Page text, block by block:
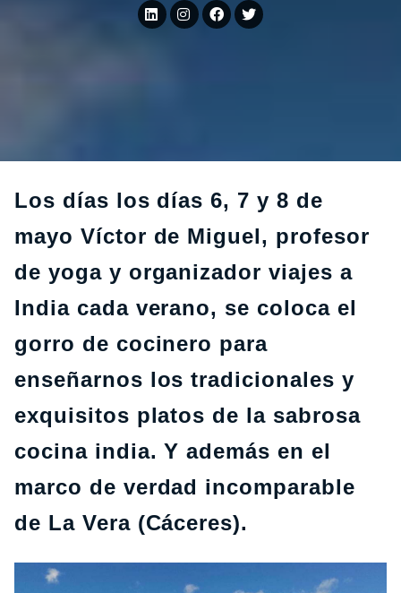
Los días los días 6, 7 y 8 de
mayo Víctor de Miguel, profesor
de yoga y organizador viajes a
India cada verano, se coloca el
gorro de cocinero para
enseñarnos los tradicionales y
exquisitos platos de la sabrosa
cocina india. Y además en el
marco de verdad incomparable
de La Vera (Cáceres).